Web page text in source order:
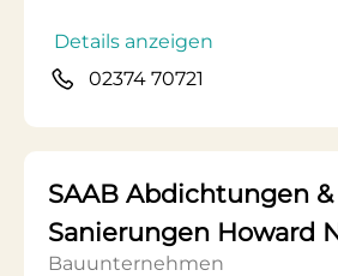
Details anzeigen
02374 70721
SAAB Abdichtungen &
Sanierungen Howard
Bauunternehmen